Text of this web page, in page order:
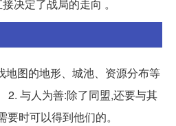
决定了战局的走向 。
地图的地形、城池、资源分布等
2. 与人为善:除了同盟,还要与其
时可以得到他们的。